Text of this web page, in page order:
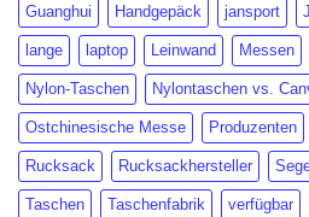
Guanghui Handgepäck jansport
lange laptop Leinwand Messen
Nylon-Taschen Nylontaschen vs.
Ostchinesische Messe Produzenten
Rucksack Rucksackhersteller
Taschen Taschenfabrik verfügbar